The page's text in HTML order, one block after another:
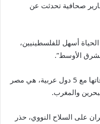
صحافية تحدثت عن
أسهل للفلسطينيين،
الأوسط”.
وطبعت الدولة العبرية حتى اليوم علاقاتها مع 5 دول عربية، هي مصر
والمغرب.
على السلاح النووي، حذر